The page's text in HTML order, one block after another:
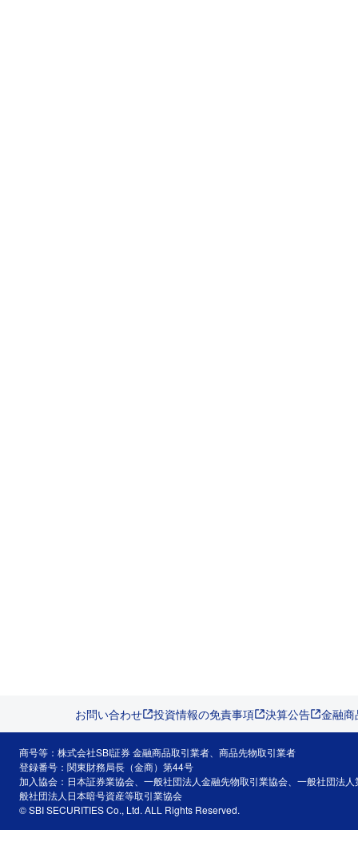
お問い合わせ 投資情報の免責事項 決算公告 金融
商号等：株式会社SBI証券 金融商品取引業者、商品先物取引業者
登録番号：関東財務局長（金商）第44号
加入協会：日本証券業協会、一般社団法人金融先物取引業協会、一般社団法
般社団法人日本暗号資産等取引業協会
© SBI SECURITIES Co., Ltd. ALL Rights Reserved.